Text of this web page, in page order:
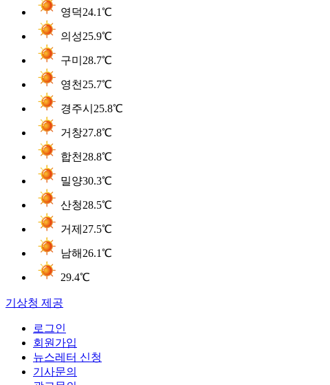
영덕24.1℃
의성25.9℃
구미 28.7℃
영천 25.7℃
경주시 25.8℃
거창27.8℃
합천 28.8℃
밀양30.3℃
산청28.5℃
거제 27.5℃
남해 26.1℃
29.4℃
기상청 제공
로그인
회원가입
뉴스레터 신청
기사문의